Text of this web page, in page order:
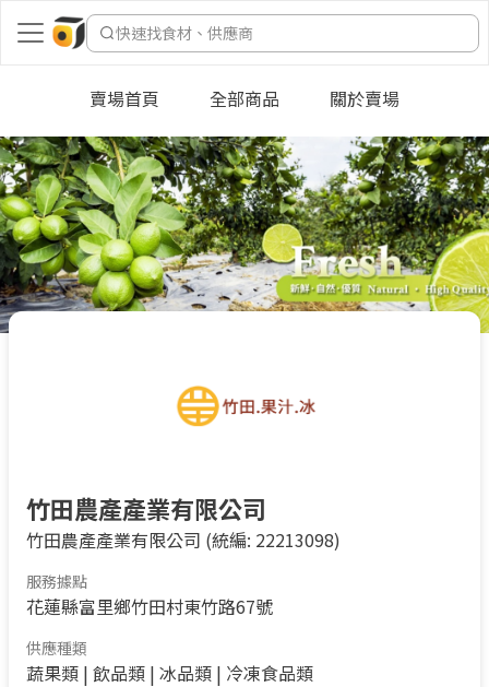
快速找食材、供應商
賣場首頁 全部商品 關於賣場
竹田農產產業有限公司
竹田農產產業有限公司 (統編: 22213098)
服務據點
花蓮縣富里鄉竹田村東竹路67號
供應種類
蔬果類 | 飲品類 | 冰品類 | 冷凍食品類